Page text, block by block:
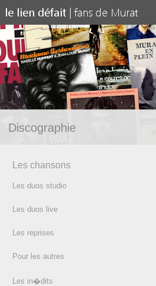
Discographie
Les chansons
Les duos studio
Les duos live
Les reprises
Pour les autres
Les in�dits